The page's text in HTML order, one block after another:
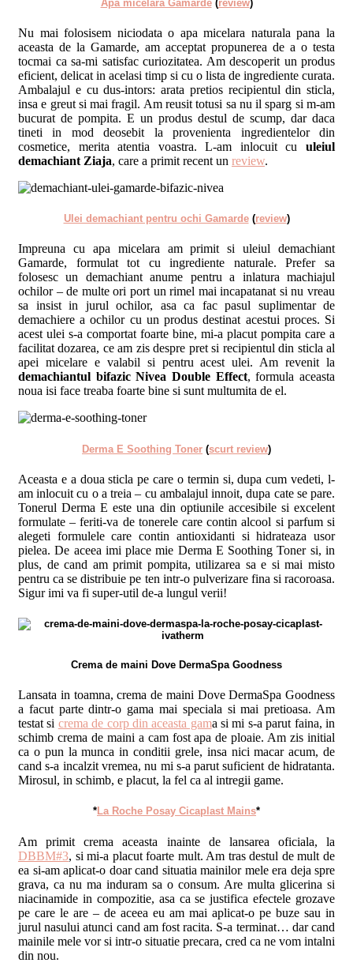
Apa micelara Gamarde(review)
Nu mai folosisem niciodata o apa micelara naturala pana la
aceasta de la Gamarde, am acceptat propunerea de a o testa
tocmai ca sa-mi satisfac curiozitatea. Am descoperit un produs
eficient, delicat in acelasi timp si cu o lista de ingrediente curata.
Ambalajul e cu dus-intors: arata pretios recipientul din sticla,
insa e greut si mai fragil. Am reusit totusi sa nu il sparg si m-am
bucurat de pompita. E un produs destul de scump, dar daca
tineti in mod deosebit la provenienta ingredientelor din
cosmetice, merita atentia voastra. L-am inlocuit cu uleiul
demachiant Ziaja, care a primit recent un review.
Ulei demachiant pentru ochi Gamarde(review)
Impreuna cu apa micelara am primit si uleiul demachiant
Gamarde, formulat tot cu ingrediente naturale. Prefer sa
folosesc un demachiant anume pentru a inlatura machiajul
ochilor – de multe ori port un rimel mai incapatanat si nu vreau
sa insist in jurul ochilor, asa ca fac pasul suplimentar de
demachiere a ochilor cu un produs destinat acestui proces. Si
acest ulei s-a comportat foarte bine, mi-a placut pompita care a
facilitat dozarea, ce am zis despre pret si recipientul din sticla al
apei micelare e valabil si pentru acest ulei. Am revenit la
demachiantul bifazic Nivea Double Effect, formula aceasta
noua isi face treaba foarte bine si sunt multumita de el.
Derma E Soothing Toner (scurt review)
Aceasta e a doua sticla pe care o termin si, dupa cum vedeti, l-
am inlocuit cu o a treia – cu ambalajul innoit, dupa cate se pare.
Tonerul Derma E este una din optiunile accesibile si excelent
formulate – feriti-va de tonerele care contin alcool si parfum si
alegeti formulele care contin antioxidanti si hidrateaza usor
pielea. De aceea imi place mie Derma E Soothing Toner si, in
plus, de cand am primit pompita, utilizarea sa e si mai misto
pentru ca se distribuie pe ten intr-o pulverizare fina si racoroasa.
Sigur imi va fi super-util de-a lungul verii!
Crema de maini Dove DermaSpa Goodness
Lansata in toamna, crema de maini Dove DermaSpa Goodness
a facut parte dintr-o gama mai speciala si mai pretioasa. Am
testat si crema de corp din aceasta gama si mi s-a parut faina, in
schimb crema de maini a cam fost apa de ploaie. Am zis initial
ca o pun la munca in conditii grele, insa nici macar acum, de
cand s-a incalzit vremea, nu mi s-a parut suficient de hidratanta.
Mirosul, in schimb, e placut, la fel ca al intregii game.
*La Roche Posay Cicaplast Mains*
Am primit crema aceasta inainte de lansarea oficiala, la
DBBM#3, si mi-a placut foarte mult. Am tras destul de mult de
ea si-am aplicat-o doar cand situatia mainilor mele era deja spre
grava, ca nu ma induram sa o consum. Are multa glicerina si
niacinamide in compozitie, asa ca se justifica efectele grozave
pe care le are – de aceea eu am mai aplicat-o pe buze sau in
jurul nasului atunci cand am fost racita. S-a terminat… dar cand
mainile mele vor si intr-o situatie precara, cred ca ne vom intalni
din nou.